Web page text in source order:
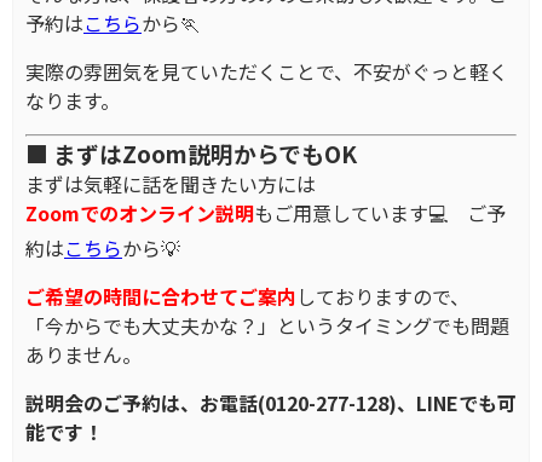
予約はこちらから🏃
実際の雰囲気を見ていただくことで、不安がぐっと軽く
なります。
■ まずはZoom説明からでもOK
まずは気軽に話を聞きたい方には
Zoomでのオンライン説明もご用意しています💻 ご予
約はこちらから💡
ご希望の時間に合わせてご案内 しておりますので、
「今からでも大丈夫かな？」というタイミングでも問題
ありません。
説明会のご予約は、お電話(0120-277-128)、LINEでも可
能です！